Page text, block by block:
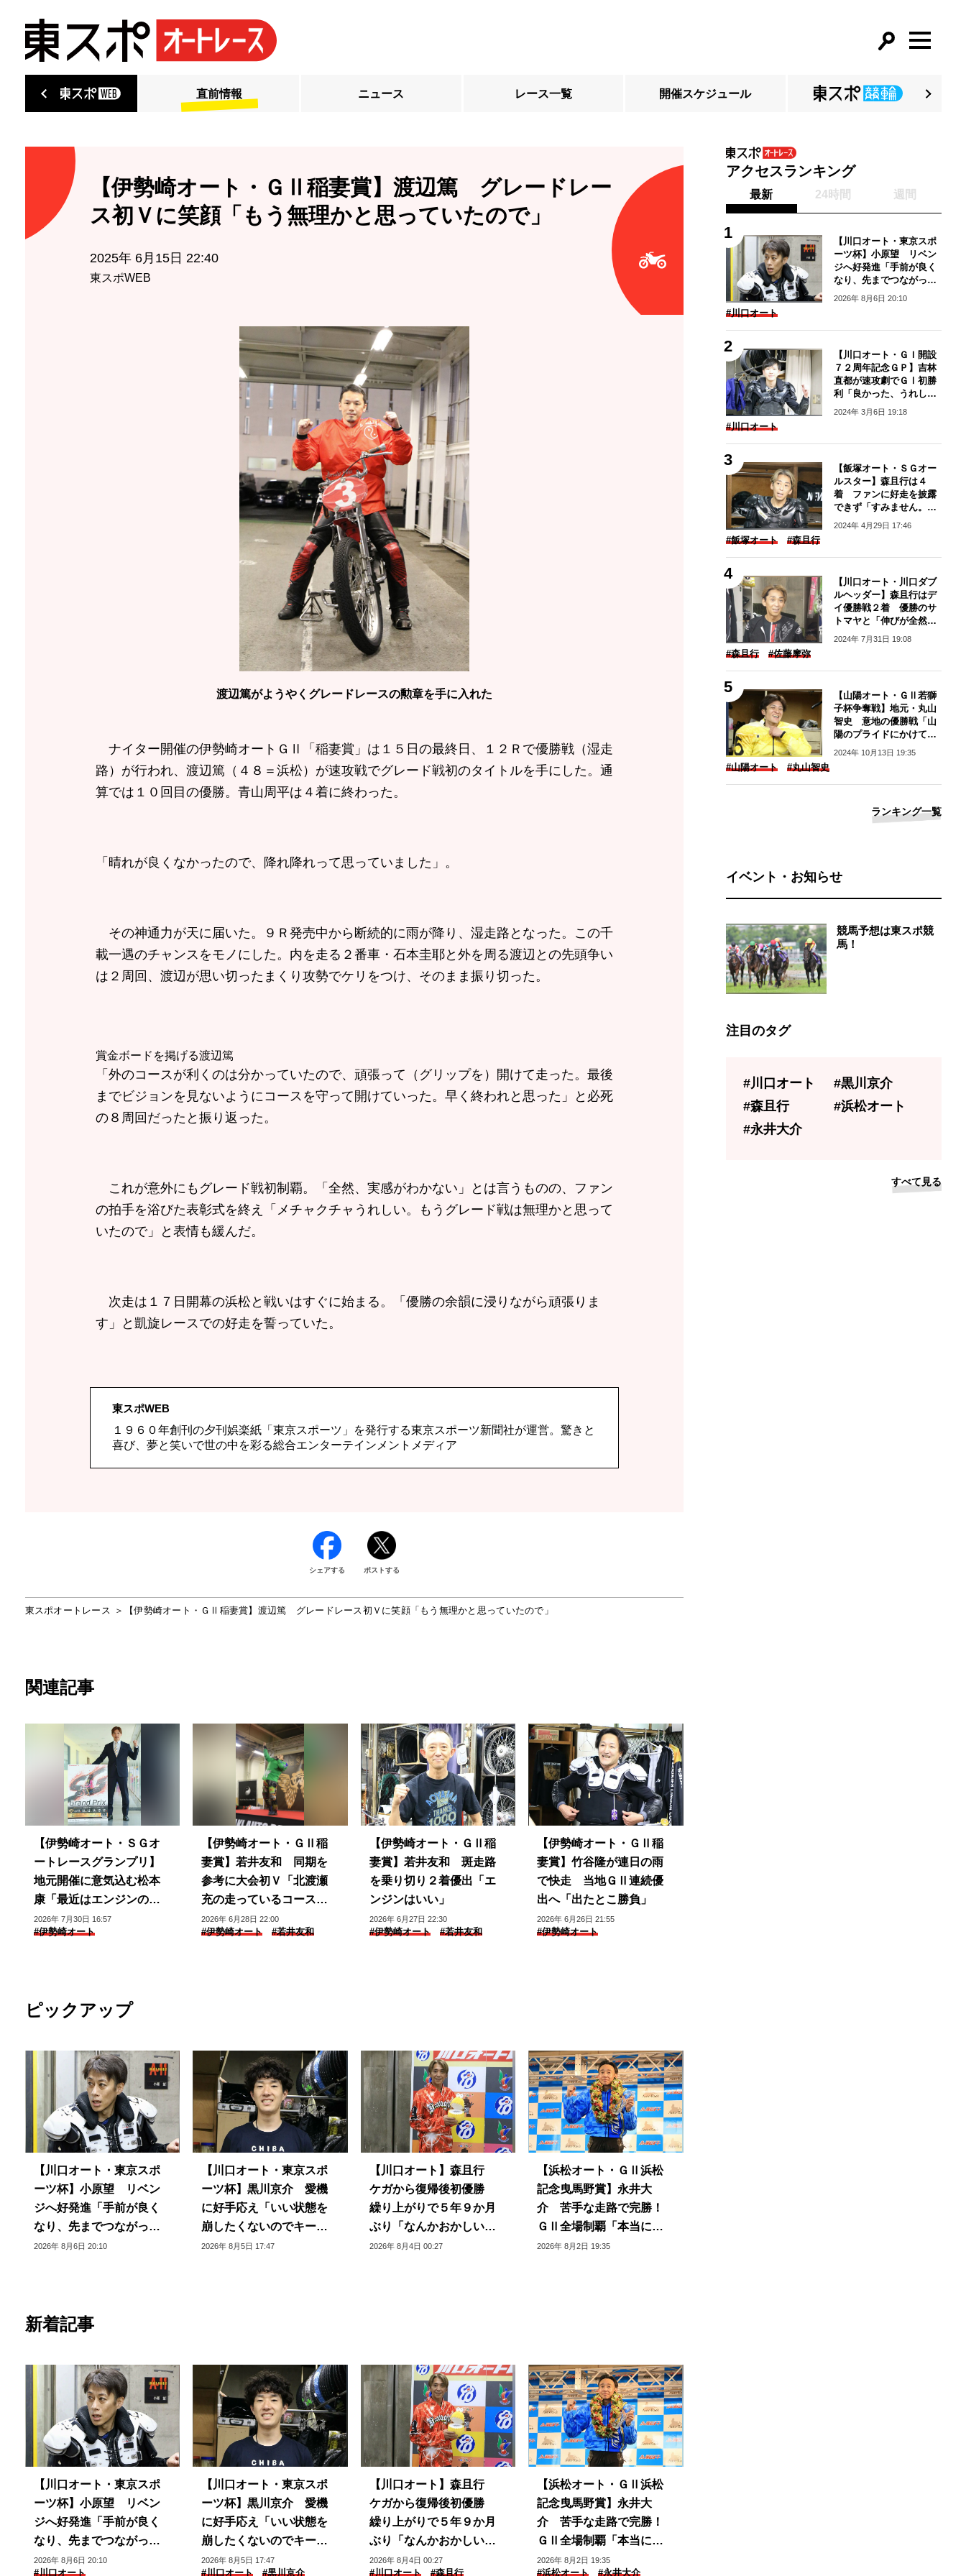
直前情報 ニュース レース一覧 開催スケジュール
【伊勢崎オート・ＧⅡ稲妻賞】渡辺篤 グレードレー
ス初Ｖに笑顔「もう無理かと思っていたので」
2025年 6月15日 22:40
東スポWEB
渡辺篤がようやくグレードレースの勲章を手に入れた
ナイター開催の伊勢崎オートＧⅡ「稲妻賞」は１５日の最終日、１２Ｒで優勝戦（湿走
路）が行われ、渡辺篤（４８＝浜松）が速攻戦でグレード戦初のタイトルを手にした。通
算では１０回目の優勝。青山周平は４着に終わった。
「晴れが良くなかったので、降れ降れって思っていました」。
その神通力が天に届いた。９Ｒ発売中から断続的に雨が降り、湿走路となった。この千
載一遇のチャンスをモノにした。内を走る２番車・石本圭耶と外を周る渡辺との先頭争い
は２周回、渡辺が思い切ったまくり攻勢でケリをつけ、そのまま振り切った。
賞金ボードを掲げる渡辺篤
「外のコースが利くのは分かっていたので、頑張って（グリップを）開けて走った。最後
までビジョンを見ないようにコースを守って開けていった。早く終われと思った」と必死
の８周回だったと振り返った。
これが意外にもグレード戦初制覇。「全然、実感がわかない」とは言うものの、ファン
の拍手を浴びた表彰式を終え「メチャクチャうれしい。もうグレード戦は無理かと思って
いたので」と表情も緩んだ。
次走は１７日開幕の浜松と戦いはすぐに始まる。「優勝の余韻に浸りながら頑張りま
す」と凱旋レースでの好走を誓っていた。
東スポWEB
１９６０年創刊の夕刊娯楽紙「東京スポーツ」を発行する東京スポーツ新聞社が運営。驚きと
喜び、夢と笑いで世の中を彩る総合エンターテインメントメディア
シェアする ポストする
東スポオートレース 【伊勢崎オート・ＧⅡ稲妻賞】渡辺篤 グレードレース初Ｖに笑顔「もう無理かと思っていたので」
関連記事
【伊勢崎オート・ＳＧオ
ートレースグランプリ】
地元開催に意気込む松本
康「最近はエンジンの状
態がいいので」
2026年 7月30日 16:57
#伊勢崎オート
【伊勢崎オート・ＧⅡ稲
妻賞】若井友和 同期を
参考に大会初Ｖ「北渡瀬
充の走っているコース
が…」
2026年 6月28日 22:00
#伊勢崎オート #若井友和
【伊勢崎オート・ＧⅡ稲
妻賞】若井友和 斑走路
を乗り切り２着優出「エ
ンジンはいい」
2026年 6月27日 22:30
#伊勢崎オート #若井友和
【伊勢崎オート・ＧⅡ稲
妻賞】竹谷隆が連日の雨
で快走 当地ＧⅡ連続優
出へ「出たとこ勝負」
2026年 6月26日 21:55
#伊勢崎オート
ピックアップ
【川口オート・東京スポ
ーツ杯】小原望 リベン
ジへ好発進「手前が良く
なり、先までつながって
いる」
2026年 8月6日 20:10
【川口オート・東京スポ
ーツ杯】黒川京介 愛機
に好手応え「いい状態を
崩したくないのでキープ
できるように」
2026年 8月5日 17:47
【川口オート】森且行
ケガから復帰後初優勝
繰り上がりで５年９か月
ぶり「なんかおかしい感
じ」
2026年 8月4日 00:27
【浜松オート・ＧⅡ浜松
記念曳馬野賞】永井大
介 苦手な走路で完勝！
ＧⅡ全場制覇「本当に信
じられない」
2026年 8月2日 19:35
新着記事
【川口オート・東京スポ
ーツ杯】小原望 リベン
ジへ好発進「手前が良く
なり、先までつながって
いる」
2026年 8月6日 20:10
#川口オート
【川口オート・東京スポ
ーツ杯】黒川京介 愛機
に好手応え「いい状態を
崩したくないのでキープ
できるように」
2026年 8月5日 17:47
#川口オート #黒川京介
【川口オート】森且行
ケガから復帰後初優勝
繰り上がりで５年９か月
ぶり「なんかおかしい感
じ」
2026年 8月4日 00:27
#川口オート #森且行
【浜松オート・ＧⅡ浜松
記念曳馬野賞】永井大
介 苦手な走路で完勝！
ＧⅡ全場制覇「本当に信
じられない」
2026年 8月2日 19:35
#浜松オート #永井大介
アクセスランキング
最新 24時間 週間
【川口オート・東京スポ
ーツ杯】小原望 リベン
ジへ好発進「手前が良く
なり、先までつながって
いる」
2026年 8月6日 20:10
#川口オート
【川口オート・ＧＩ開設
７２周年記念ＧＰ】吉林
直都が速攻劇でＧⅠ初勝
利「良かった、うれし
い」
2024年 3月6日 19:18
#川口オート
【飯塚オート・ＳＧオー
ルスター】森且行は４
着 ファンに好走を披露
できず「すみません。申
し訳ない」
2024年 4月29日 17:46
#飯塚オート #森且行
【川口オート・川口ダブ
ルヘッダー】森且行はデ
イ優勝戦２着 優勝のサ
トマヤと「伸びが全然違
った」
2024年 7月31日 19:08
#森且行 #佐藤摩弥
【山陽オート・ＧⅡ若獅
子杯争奪戦】地元・丸山
智史 意地の優勝戦「山
陽のプライドにかけて頑
張りたい」
2024年 10月13日 19:35
#山陽オート #丸山智史
ランキング一覧
イベント・お知らせ
競馬予想は東スポ競
馬！
注目のタグ
#川口オート
#黒川京介
#森且行
#浜松オート
#永井大介
すべて見る